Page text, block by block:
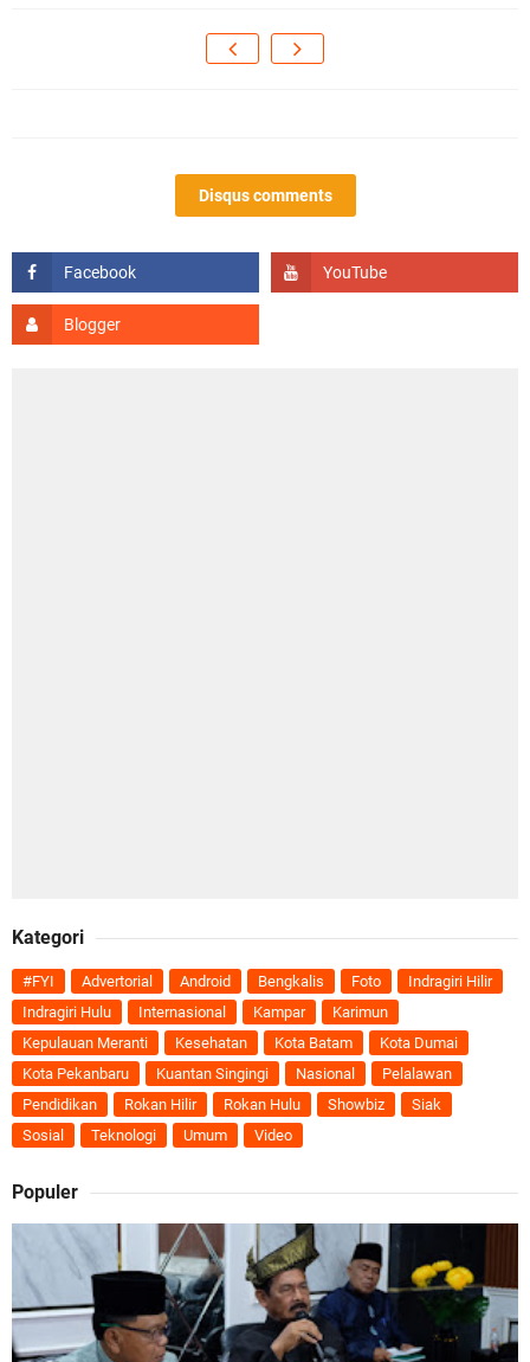
Disqus comments
Kategori
#FYI Advertorial Android Bengkalis Foto
Indragiri Hilir
Indragiri Hulu
Internasional Kampar
Karimun
Kepulauan Meranti
Kesehatan Kota Batam
Kota Dumai
Kota Pekanbaru
Kuantan Singingi Nasional
Pelalawan
Pendidikan
Rokan Hilir Rokan Hulu Showbiz
Siak
Sosial
Teknologi Umum Video
Populer